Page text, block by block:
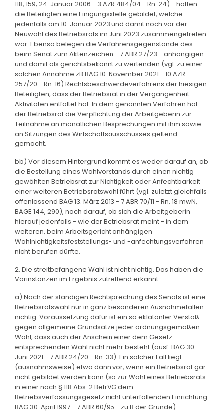
118, 159; 24. Januar 2006 - 3 AZR 484/04 - Rn. 24) - hatten
die Beteiligten eine Einigungsstelle gebildet, welche
jedenfalls am 10. Januar 2023 und damit noch vor der
Neuwahl des Betriebsrats im Juni 2023 zusammengetreten
war. Ebenso belegen die Verfahrensgegenstände des
beim Senat zum Aktenzeichen - 7 ABR 27/23 - anhängigen
und damit als gerichtsbekannt zu wertenden (vgl. zu einer
solchen Annahme zB BAG 10. November 2021 - 10 AZR
257/20 - Rn. 16) Rechtsbeschwerdeverfahrens der hiesigen
Beteiligten, dass der Betriebsrat in der Vergangenheit
Aktivitäten entfaltet hat. In dem genannten Verfahren hat
der Betriebsrat die Verpflichtung der Arbeitgeberin zur
Teilnahme an monatlichen Besprechungen mit ihm sowie
an Sitzungen des Wirtschaftsausschusses geltend
gemacht.
bb) Vor diesem Hintergrund kommt es weder darauf an, ob
die Bestellung eines Wahlvorstands durch einen nichtig
gewählten Betriebsrat zur Nichtigkeit oder Anfechtbarkeit
einer weiteren Betriebsratswahl führt (vgl. zuletzt gleichfalls
offenlassend BAG 13. März 2013 - 7 ABR 70/11 - Rn. 18 mwN,
BAGE 144, 290), noch darauf, ob sich die Arbeitgeberin
hierauf jedenfalls - wie der Betriebsrat meint - in dem
weiteren, beim Arbeitsgericht anhängigen
Wahlnichtigkeitsfeststellungs- und -anfechtungsverfahren
nicht berufen dürfte.
2. Die streitbefangene Wahl ist nicht nichtig. Das haben die
Vorinstanzen im Ergebnis zutreffend erkannt.
a) Nach der ständigen Rechtsprechung des Senats ist eine
Betriebsratswahl nur in ganz besonderen Ausnahmefällen
nichtig. Voraussetzung dafür ist ein so eklatanter Verstoß
gegen allgemeine Grundsätze jeder ordnungsgemäßen
Wahl, dass auch der Anschein einer dem Gesetz
entsprechenden Wahl nicht mehr besteht (ausf. BAG 30.
Juni 2021 - 7 ABR 24/20 - Rn. 33). Ein solcher Fall liegt
(ausnahmsweise) etwa dann vor, wenn ein Betriebsrat gar
nicht gebildet werden kann (so zur Wahl eines Betriebsrats
in einer nach § 118 Abs. 2 BetrVG dem
Betriebsverfassungsgesetz nicht unterfallenden Einrichtung
BAG 30. April 1997 - 7 ABR 60/95 - zu B der Gründe).